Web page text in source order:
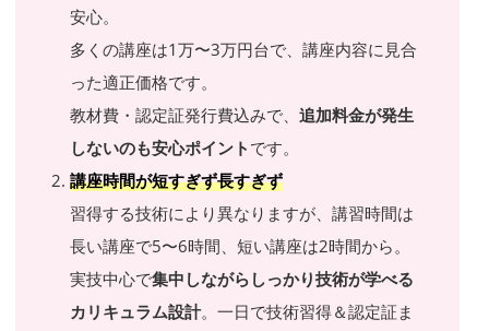
安心。
多くの講座は1万〜3万円台で、講座内容に見合
った適正価格です。
教材費・認定証発行費込みで、追加料金が発生
しないのも安心ポイント です。
講座時間が短すぎず長すぎず
習得する技術により異なりますが、講習時間は
長い講座で5〜6時間、短い講座は2時間から。
実技中心で集中しながらしっかり技術が学べる
カリキュラム設計。一日で技術習得＆認定証ま